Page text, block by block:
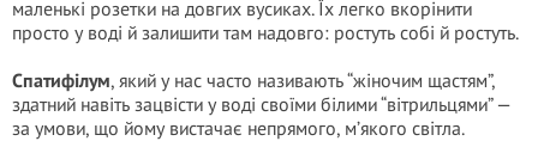
маленькі розетки на довгих вусиках. Їх легко вкорінити
просто у воді й залишити там надовго: ростуть собі й ростуть.
Спатифілум, який у нас часто називають “жіночим щастям”,
здатний навіть зацвісти у воді своїми білими “вітрильцями” —
за умови, що йому вистачає непрямого, м’якого світла.